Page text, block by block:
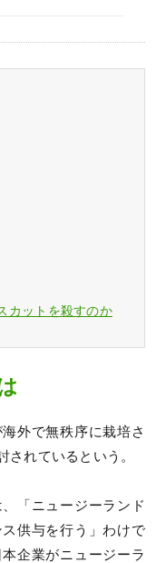
カットを殺すのか
外で無秩序に栽培さ
されているという。
「ニュージーランド
供与を行う」わけで
企業がニュージーラ